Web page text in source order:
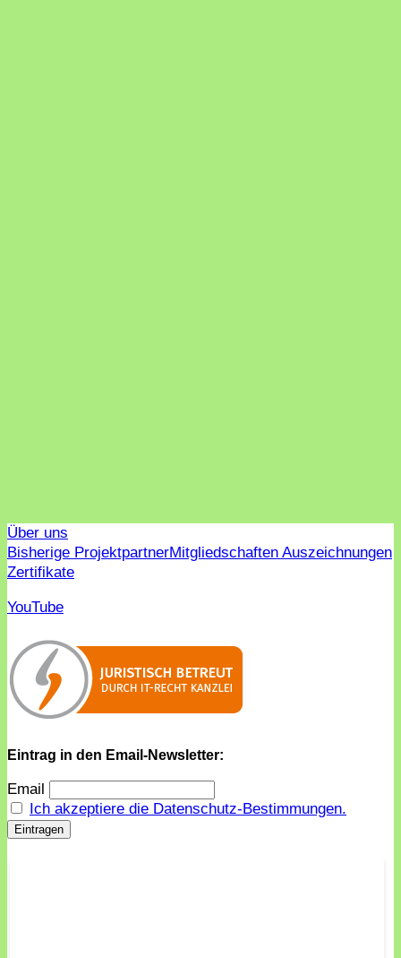
Über uns
Bisherige ProjektpartnerMitgliedschaften Auszeichnungen
Zertifikate
YouTube
Eintrag in den Email-Newsletter:
Email
Ich akzeptiere die Datenschutz-Bestimmungen.